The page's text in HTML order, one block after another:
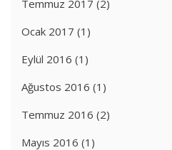
Temmuz 2017 (2)
Ocak 2017 (1)
Eylül 2016 (1)
Ağustos 2016 (1)
Temmuz 2016 (2)
Mayıs 2016 (1)